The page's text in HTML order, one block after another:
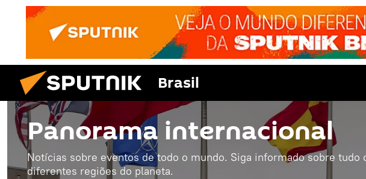
Brasil
Panorama internacional
Notícias sobre eventos de todo o mundo. Siga informado sobre tudo
diferentes regiões do planeta.